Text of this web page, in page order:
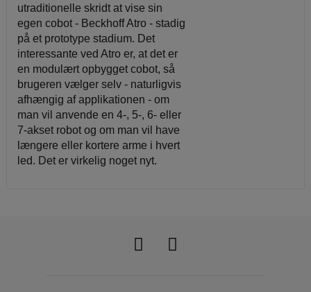
utraditionelle skridt at vise sin
egen cobot - Beckhoff Atro - stadig
på et prototype stadium. Det
interessante ved Atro er, at det er
en modulært opbygget cobot, så
brugeren vælger selv - naturligvis
afhængig af applikationen - om
man vil anvende en 4-, 5-, 6- eller
7-akset robot og om man vil have
længere eller kortere arme i hvert
led. Det er virkelig noget nyt.